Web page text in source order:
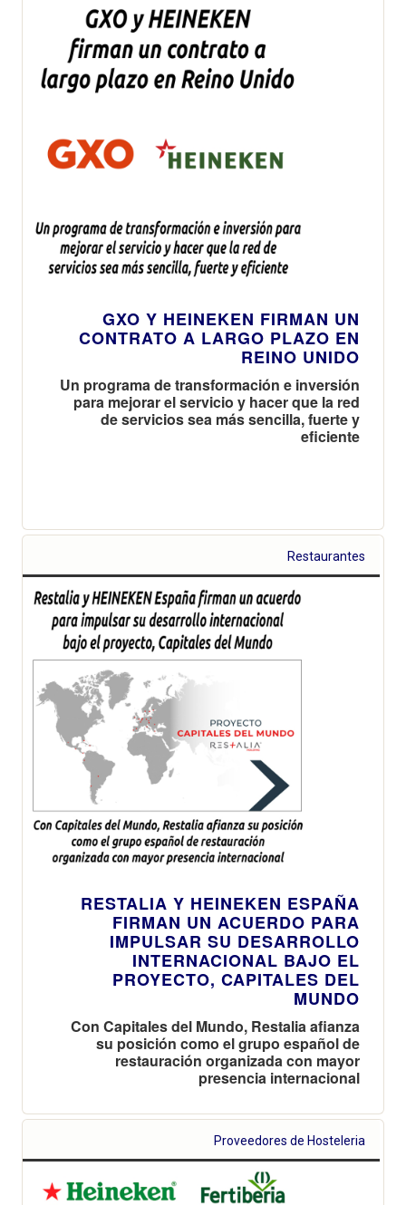
GXO Y HEINEKEN FIRMAN UN
CONTRATO A LARGO PLAZO EN
REINO UNIDO
Un programa de transformación e inversión
para mejorar el servicio y hacer que la red
de servicios sea más sencilla, fuerte y
eficiente
Restaurantes
RESTALIA Y HEINEKEN ESPAÑA
FIRMAN UN ACUERDO PARA
IMPULSAR SU DESARROLLO
INTERNACIONAL BAJO EL
PROYECTO, CAPITALES DEL
MUNDO
Con Capitales del Mundo, Restalia afianza
su posición como el grupo español de
restauración organizada con mayor
presencia internacional
Proveedores de Hosteleria